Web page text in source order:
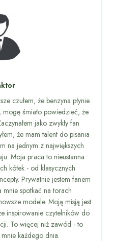
czułem, że benzyna płynie
śmiało powiedzieć, że
jako zwykły fan
że mam talent do pisania
na jednym z największych
Moja praca to nieustanna
kółek - od klasycznych
Prywatnie jestem fanem
mnie spotkać na torach
modele. Moją misją jest
inspirowanie czytelników do
To więcej niż zawód - to
każdego dnia.